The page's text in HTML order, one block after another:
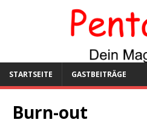
STARTSEITE GASTBEITRÄGE
Burn-out